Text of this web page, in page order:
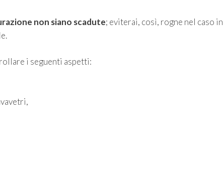
non siano scadute; eviterai, così, rogne nel caso in
i seguenti aspetti: